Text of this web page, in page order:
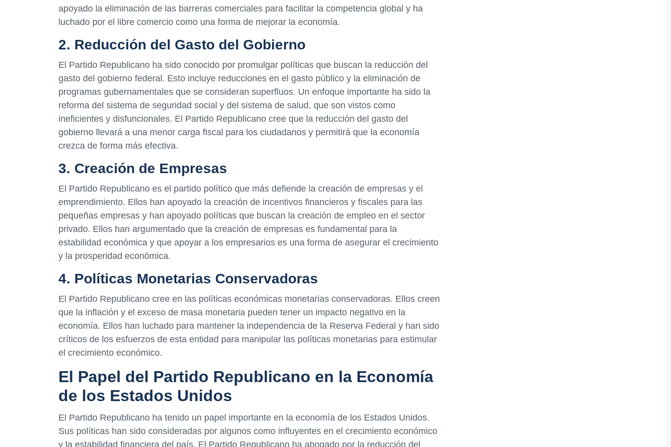
apoyado la eliminación de las barreras comerciales para facilitar la competencia global y ha
luchado por el libre comercio como una forma de mejorar la economía.
2. Reducción del Gasto del Gobierno
El Partido Republicano ha sido conocido por promulgar políticas que buscan la reducción del
gasto del gobierno federal. Esto incluye reducciones en el gasto público y la eliminación de
programas gubernamentales que se consideran superfluos. Un enfoque importante ha sido la
reforma del sistema de seguridad social y del sistema de salud, que son vistos como
ineficientes y disfuncionales. El Partido Republicano cree que la reducción del gasto del
gobierno llevará a una menor carga fiscal para los ciudadanos y permitirá que la economía
crezca de forma más efectiva.
3. Creación de Empresas
El Partido Republicano es el partido político que más defiende la creación de empresas y el
emprendimiento. Ellos han apoyado la creación de incentivos financieros y fiscales para las
pequeñas empresas y han apoyado políticas que buscan la creación de empleo en el sector
privado. Ellos han argumentado que la creación de empresas es fundamental para la
estabilidad económica y que apoyar a los empresarios es una forma de asegurar el crecimiento
y la prosperidad económica.
4. Políticas Monetarias Conservadoras
El Partido Republicano cree en las políticas económicas monetarias conservadoras. Ellos creen
que la inflación y el exceso de masa monetaria pueden tener un impacto negativo en la
economía. Ellos han luchado para mantener la independencia de la Reserva Federal y han sido
críticos de los esfuerzos de esta entidad para manipular las políticas monetarias para estimular
el crecimiento económico.
El Papel del Partido Republicano en la Economía
de los Estados Unidos
El Partido Republicano ha tenido un papel importante en la economía de los Estados Unidos.
Sus políticas han sido consideradas por algunos como influyentes en el crecimiento económico
y la estabilidad financiera del país. El Partido Republicano ha abogado por la reducción del